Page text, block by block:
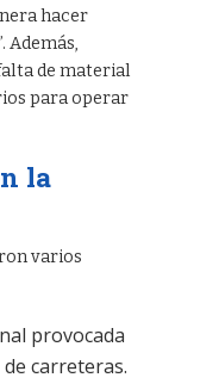
hacer
Además,
de material
para operar
la
varios
provocada
carreteras.